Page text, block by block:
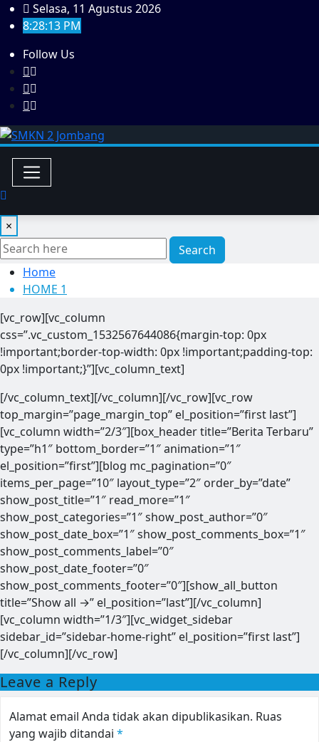
Skip
to
Selasa, 11 Agustus 2026
8:28:13 PM
Follow Us
×
Search
Home
HOME 1
[vc_row][vc_column
css=”.vc_custom_1532567644086{margin-top: 0px
!important;border-top-width: 0px !important;padding-top:
0px !important;}”][vc_column_text]
[/vc_column_text][/vc_column][/vc_row][vc_row
top_margin=”page_margin_top” el_position=”first last”]
[vc_column width=”2/3″][box_header title=”Berita Terbaru”
type=”h1″ bottom_border=”1″ animation=”1″
el_position=”first”][blog mc_pagination=”0″
items_per_page=”10″ layout_type=”2″ order_by=”date”
show_post_title=”1″ read_more=”1″
show_post_categories=”1″ show_post_author=”0″
show_post_date_box=”1″ show_post_comments_box=”1″
show_post_comments_label=”0″
show_post_date_footer=”0″
show_post_comments_footer=”0″][show_all_button
title=”Show all →” el_position=”last”][/vc_column]
[vc_column width=”1/3″][vc_widget_sidebar
sidebar_id=”sidebar-home-right” el_position=”first last”]
[/vc_column][/vc_row]
Leave a Reply
Alamat email Anda tidak akan dipublikasikan. Ruas
yang wajib ditandai *